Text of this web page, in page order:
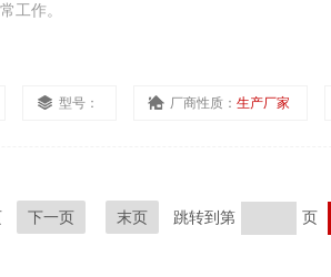
工作。
型号： 厂商性质： 生产厂家
下一页 末页 跳转到第 页